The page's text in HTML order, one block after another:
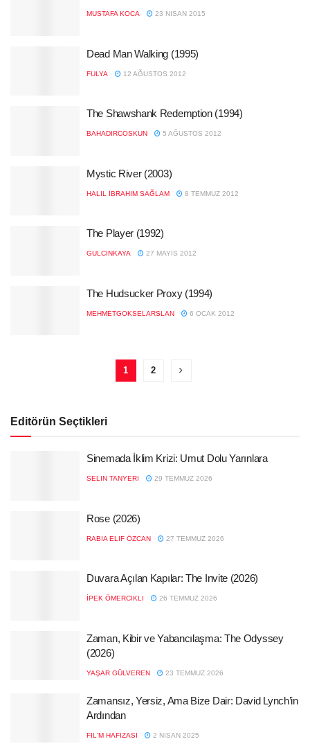
MUSTAFA KOCA 23 NISAN 2015
Dead Man Walking (1995)
FULYA 12 AĞUSTOS 2012
The Shawshank Redemption (1994)
BAHADIRCOSKUN 5 AĞUSTOS 2012
Mystic River (2003)
HALIL İBRAHIM SAĞLAM 8 TEMMUZ 2012
The Player (1992)
GULCINKAYA 27 MAYIS 2012
The Hudsucker Proxy (1994)
MEHMETGOKSELARSLAN 6 OCAK 2012
1 2
Editörün Seçtikleri
Sinemada İklim Krizi: Umut Dolu Yarınlara
SELIN TANYERI 29 TEMMUZ 2026
Rose (2026)
RABIA ELIF ÖZCAN 27 TEMMUZ 2026
Duvara Açılan Kapılar: The Invite (2026)
İPEK ÖMERCIKLI 26 TEMMUZ 2026
Zaman, Kibir ve Yabancılaşma: The Odyssey
(2026)
YAŞAR GÜLVEREN 23 TEMMUZ 2026
Zamansız, Yersiz, Ama Bize Dair: David Lynch’in
Ardından
FIL'M HAFIZASI 2 NISAN 2025